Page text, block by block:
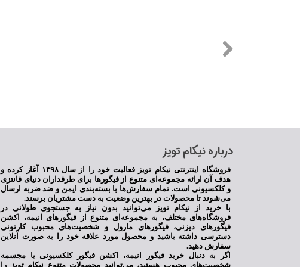
​درباره نیکام تویز
فروشگاه اینترنتی نیکام تویز فعالیت خود را از سال ۱۳۹۸ آغاز کرده و
هدف آن ارائه مجموعه‌ای متنوع از فیگورها برای طرفداران دنیای فانتزی
و کلکسیونی است. تمام سفارش‌ها با بسته‌بندی ایمن و ضد ضربه ارسال
می‌شوند تا محصولات در بهترین وضعیت به دست مشتریان برسند.
با خرید از نیکام تویز می‌توانید بدون نیاز به جستجوی طولانی در
فروشگاه‌های مختلف، به مجموعه‌ای متنوع از فیگورهای انیمه، اکشن
فیگورهای دیزنی، فیگورهای مارول و شخصیت‌های محبوب کارتونی
دسترسی داشته باشید و محصول مورد علاقه خود را به صورت آنلاین
سفارش دهید.
اگر به دنبال خرید فیگور انیمه، اکشن فیگور کلکسیونی یا مجسمه
شخصیت‌های محبوب هستید، می‌توانید محصولات متنوع نیکام تویز را